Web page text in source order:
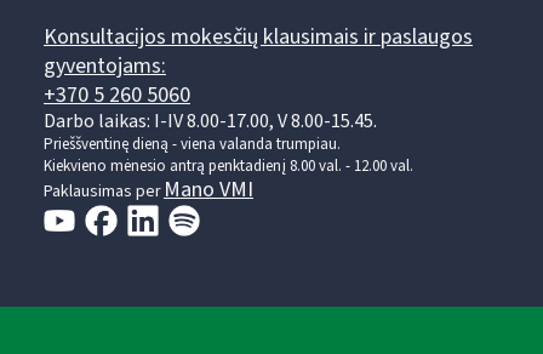
Konsultacijos mokesčių klausimais ir paslaugos
gyventojams:
+370 5 260 5060
Darbo laikas: I-IV 8.00-17.00, V 8.00-15.45.
Prieššventinę dieną - viena valanda trumpiau.
Kiekvieno mėnesio antrą penktadienį 8.00 val. - 12.00 val.
Paklausimas perMano VMI